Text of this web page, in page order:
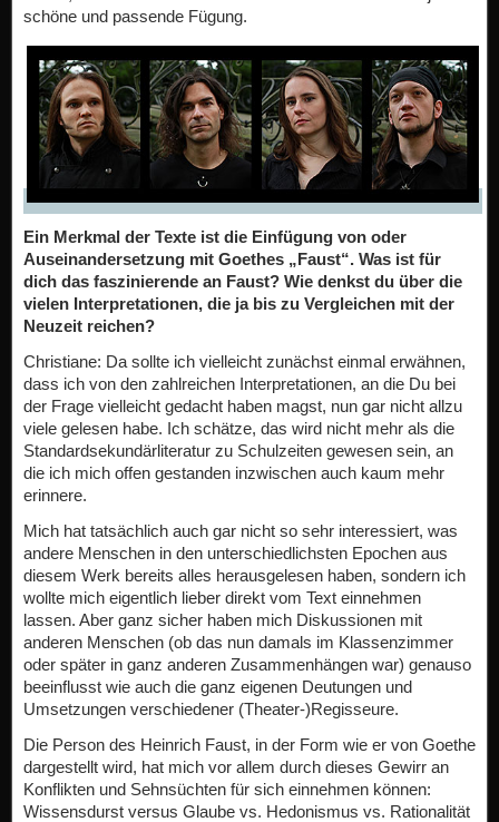
schöne und passende Fügung.
Ein Merkmal der Texte ist die Einfügung von oder
Auseinandersetzung mit Goethes „Faust“. Was ist für
dich das faszinierende an Faust? Wie denkst du über die
vielen Interpretationen, die ja bis zu Vergleichen mit der
Neuzeit reichen?
Christiane: Da sollte ich vielleicht zunächst einmal erwähnen,
dass ich von den zahlreichen Interpretationen, an die Du bei
der Frage vielleicht gedacht haben magst, nun gar nicht allzu
viele gelesen habe. Ich schätze, das wird nicht mehr als die
Standardsekundärliteratur zu Schulzeiten gewesen sein, an
die ich mich offen gestanden inzwischen auch kaum mehr
erinnere.
Mich hat tatsächlich auch gar nicht so sehr interessiert, was
andere Menschen in den unterschiedlichsten Epochen aus
diesem Werk bereits alles herausgelesen haben, sondern ich
wollte mich eigentlich lieber direkt vom Text einnehmen
lassen. Aber ganz sicher haben mich Diskussionen mit
anderen Menschen (ob das nun damals im Klassenzimmer
oder später in ganz anderen Zusammenhängen war) genauso
beeinflusst wie auch die ganz eigenen Deutungen und
Umsetzungen verschiedener (Theater-)Regisseure.
Die Person des Heinrich Faust, in der Form wie er von Goethe
dargestellt wird, hat mich vor allem durch dieses Gewirr an
Konflikten und Sehnsüchten für sich einnehmen können:
Wissensdurst versus Glaube vs. Hedonismus vs. Rationalität